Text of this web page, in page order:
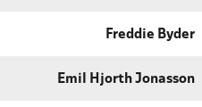
Freddie Byder
Emil Hjorth Jonasson